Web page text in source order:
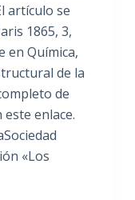
artículo se
1865, 3,
en Química,
de la
de
enlace.
«Los